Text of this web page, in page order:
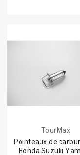
TourMax
Pointeaux de
Honda Suzuki